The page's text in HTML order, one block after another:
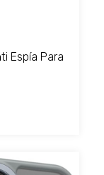
Espía Para